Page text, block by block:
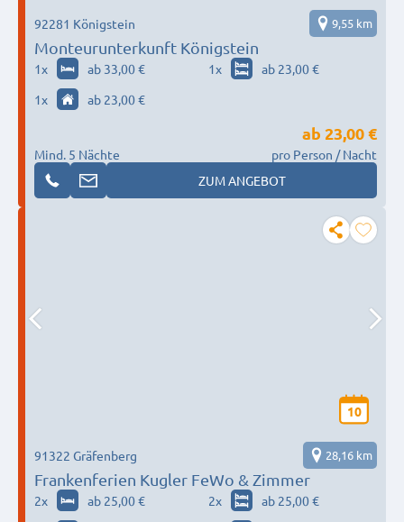
Monteurunterkunft Königstein
92281 Königstein 9,55 km
1x ab 33,00 € 1x
ab 23,00 €
1x ab 23,00 €
Mind. 5 Nächte
ab 23,00 €
pro Person / Nacht
ZUM ANGEBOT
10
Frankenferien Kugler FeWo & Zimmer
91322 Gräfenberg 28,16 km
2x ab 25,00 € 2x
ab 25,00 €